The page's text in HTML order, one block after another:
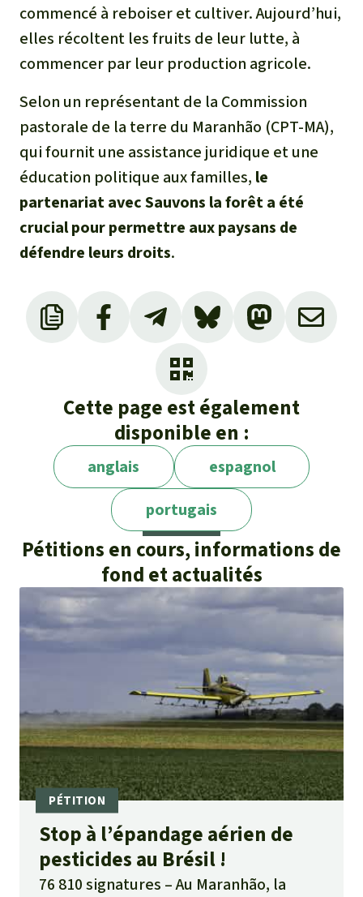
commencé à reboiser et cultiver. Aujourd’hui,
elles récoltent les fruits de leur lutte, à
commencer par leur production agricole.
Selon un représentant de la Commission
pastorale de la terre du Maranhão (CPT-MA),
qui fournit une assistance juridique et une
éducation politique aux familles, le
partenariat avec Sauvons la forêt a été
crucial pour permettre aux paysans de
défendre leurs droits.
Voir le rapport Intercept_Brasil (en
portugais)
Café com pólvora
Cette page est également
disponible en :
anglais
espagnol
portugais
Pétitions en cours, informations de
fond et actualités
Stop à l’épandage aérien de
pesticides au Brésil !
76 810 signatures
Au Maranhão, la